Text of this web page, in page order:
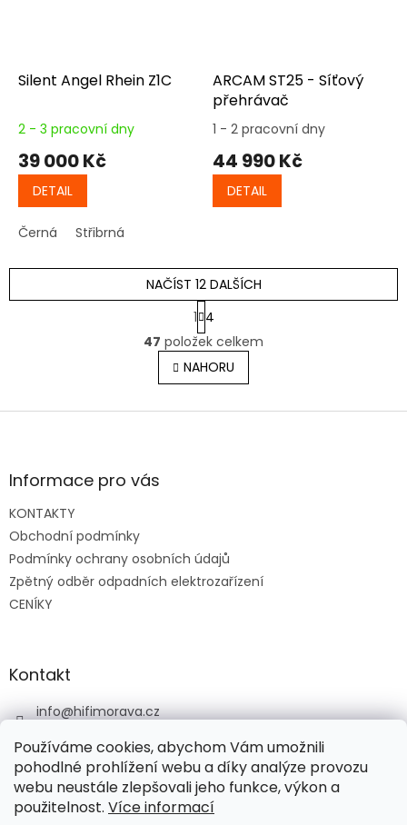
Používáme cookies, abychom Vám umožnili
pohodlné prohlížení webu a díky analýze provozu
webu neustále zlepšovali jeho funkce, výkon a
použitelnost. Více informací
Silent Angel Rhein Z1C
2 - 3 pracovní dny
39 000 Kč
DETAIL
Černá Střibrná
ARCAM ST25 - Síťový
přehrávač
1 - 2 pracovní dny
44 990 Kč
DETAIL
O
v
l
á
v
ý
p
NAČÍST 12 DALŠÍCH
S
t
r
á
n
k
v
1 4
47 položek celkem
NAHORU
Z
aInformace pro vás
KONTAKTY
Obchodní podmínky
Podmínky ochrany osobních údajů
Zpětný odběr odpadních elektrozařízení
CENÍKY
Kontakt
info@hifimorava.cz
+420 722 705 125
+420 774 037 152
HI-FI Morava